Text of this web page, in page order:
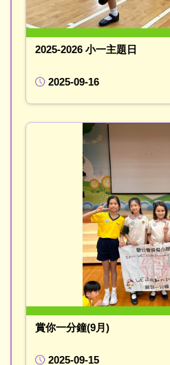
2025-2026 小一主題日
2025-09-16
賞你一分鐘(9月)
2025-09-15